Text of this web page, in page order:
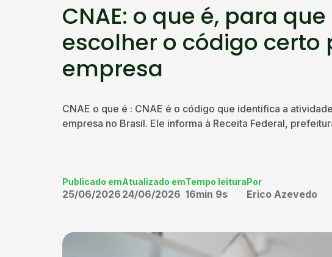
CNAE: o que é, para
escolher o código certo
empresa
CNAE o que é : CNAE é o código que identifica a
empresa no Brasil. Ele informa à Receita Federal,
Publicado em
25/06/2026
Atualizado em
24/06/2026
Tempo leitura
16min 9s
Por
Erico Azevedo